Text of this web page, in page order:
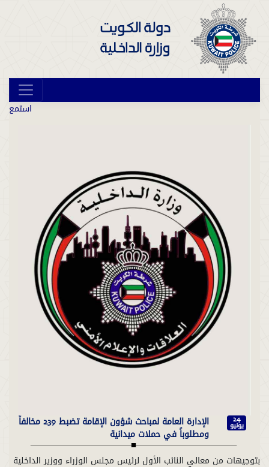
استمع
24
يونيو الإدارة العامة لمباحث شؤون الإقامة تضبط 239 مخالفاً
ومطلوباً في حملات ميدانية